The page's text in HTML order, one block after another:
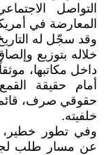
التواصل
المعارضة في
وقد سجّل له
خلاله بتوزيع
داخل مكاتبها،
أمام حقيقة
حقوقي صرف،
خلفيته.
وفي تطور خطير،
عن مسار طلب